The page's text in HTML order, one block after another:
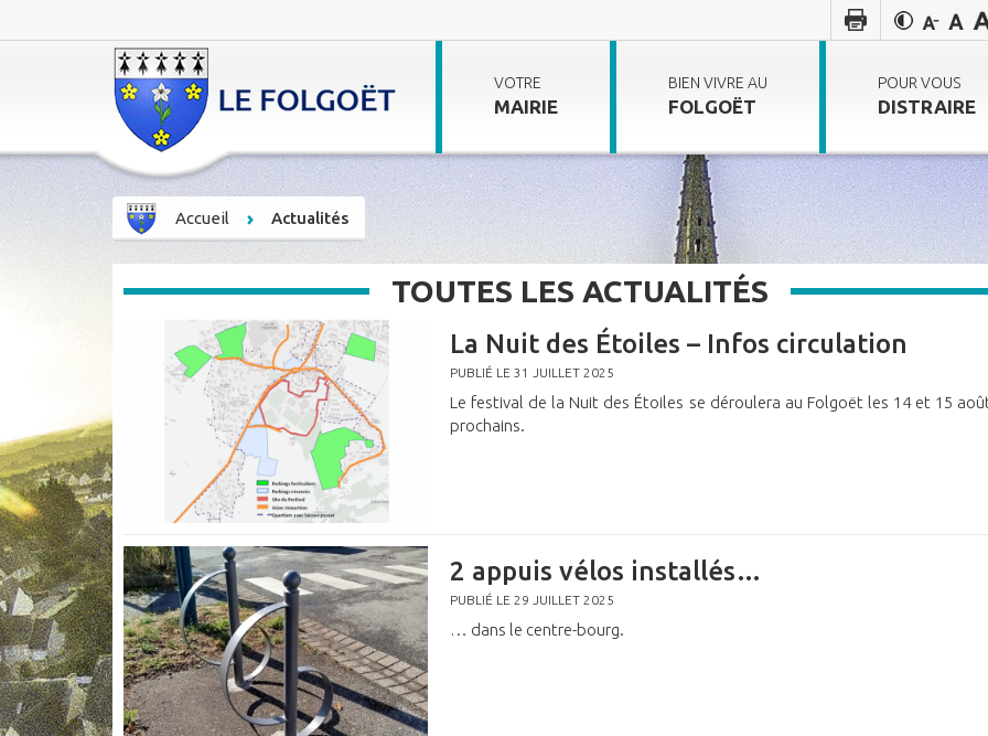
VOTRE
MAIRIE
BIEN VIVRE AU
FOLGOËT
POUR VOUS
DISTRAIRE
Accueil Actualités
TOUTES LES ACTUALITÉS
La Nuit des Étoiles – Infos circulation
PUBLIÉ LE 31 JUILLET 2025
Le festival de la Nuit des Étoiles se déroulera au Folgoët les 14 et 15
prochains.
2 appuis vélos installés…
PUBLIÉ LE 29 JUILLET 2025
… dans le centre-bourg.